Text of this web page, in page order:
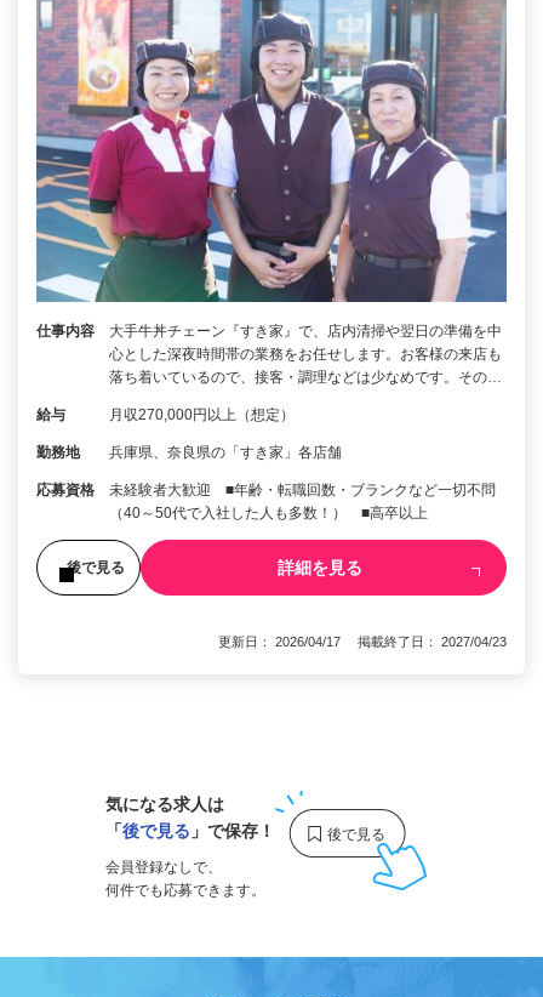
仕事内容
大手牛丼チェーン『すき家』で、店内清掃や翌日の準備を中
心とした深夜時間帯の業務をお任せします。お客様の来店も
落ち着いているので、接客・調理などは少なめです。その…
給与 月収270,000円以上（想定）
勤務地 兵庫県、奈良県の「すき家」各店舗
応募資格
未経験者大歓迎 ■年齢・転職回数・ブランクなど一切不問
（40～50代で入社した人も多数！） ■高卒以上
後で見る 詳細を見る
更新日： 2026/04/17 掲載終了日： 2027/04/23
気になる求人は
「後で見る 」で保存！
会員登録なしで、
何件でも応募できます。